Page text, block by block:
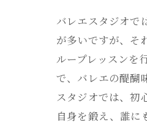
バレエスタジオで
が多いですが、そ
ループレッスンを
で、バレエの醍醐
スタジオでは、初
自身を鍛え、誰に